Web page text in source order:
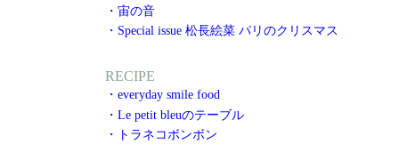
・宙の音
・Special issue 松長絵菜 パリのクリスマス
RECIPE
・everyday smile food
・Le petit bleuのテーブル
・トラネコボンボン